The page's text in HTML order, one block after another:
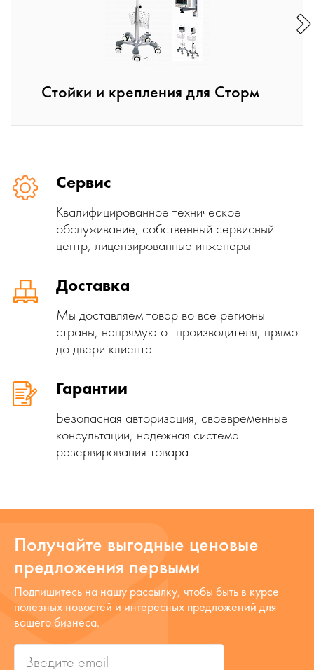
Стойки и крепления для Сторм
Сервис
Квалифицированное техническое
обслуживание, собственный сервисный
центр, лицензированные инженеры
Доставка
Мы доставляем товар во все регионы
страны, напрямую от производителя, прямо
до двери клиента
Гарантии
Безопасная авторизация, своевременные
консультации, надежная система
резервирования товара
Получайте выгодные ценовые
предложения первыми
Подпишитесь на нашу рассылку, чтобы быть в курсе
полезных новостей и интересных предложений для
вашего бизнеса.